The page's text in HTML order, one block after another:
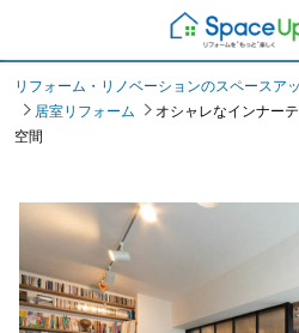
施工事
リフォーム・リノベーションのスペースア
居室リフォーム
オシャレなインナー
空間